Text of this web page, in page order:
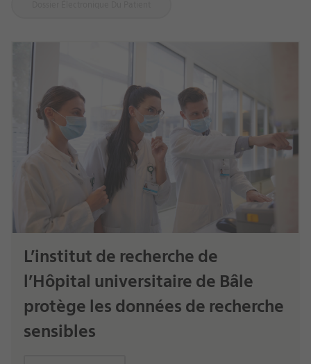
L’institut de recherche de
l’Hôpital universitaire de Bâle
protège les données de recherche
sensibles